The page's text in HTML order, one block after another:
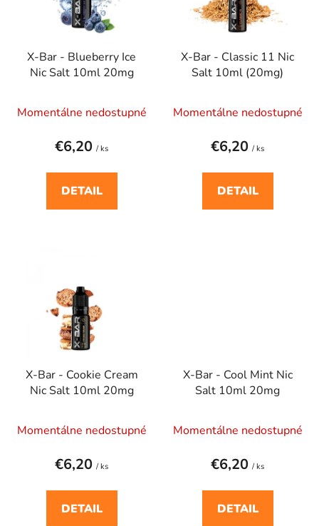
X-Bar - Blueberry Ice
Nic Salt 10ml 20mg
Momentálne nedostupné
€6,20 / ks
DETAIL
X-Bar - Classic 11 Nic
Salt 10ml (20mg)
Momentálne nedostupné
€6,20 / ks
DETAIL
X-Bar - Cookie Cream
Nic Salt 10ml 20mg
Momentálne nedostupné
€6,20 / ks
DETAIL
X-Bar - Cool Mint Nic
Salt 10ml 20mg
Momentálne nedostupné
€6,20 / ks
DETAIL